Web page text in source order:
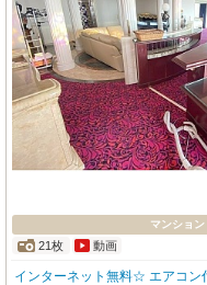
マンション
21枚 動画
インターネット無料☆ エアコ